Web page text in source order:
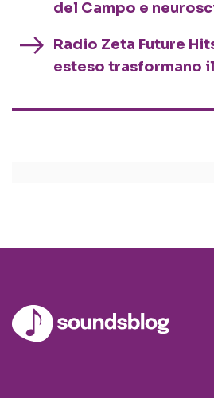
del Campo e
Radio Zeta Future
esteso trasformano